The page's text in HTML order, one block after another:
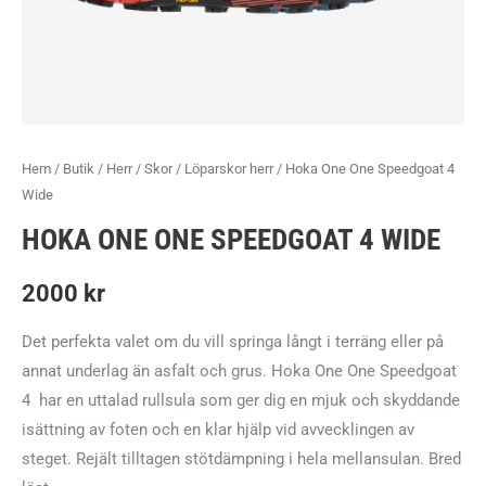
Hem / Butik / Herr/ Skor/ Löparskor herr/ Hoka One One Speedgoat 4
Wide
HOKA ONE ONE SPEEDGOAT 4 WIDE
2000 kr
Det perfekta valet om du vill springa långt i terräng eller på
annat underlag än asfalt och grus. Hoka One One Speedgoat
4 har en uttalad rullsula som ger dig en mjuk och skyddande
isättning av foten och en klar hjälp vid avvecklingen av
steget. Rejält tilltagen stötdämpning i hela mellansulan. Bred